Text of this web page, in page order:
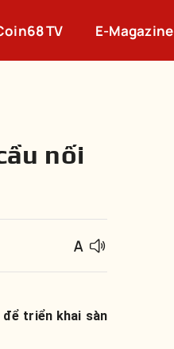
TV E-Magazine
nối
triển khai sàn